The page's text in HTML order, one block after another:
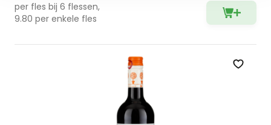
per fles bij 6 flessen,
9.80 per enkele fles
Zet